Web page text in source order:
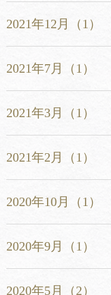
2021年12月（1）
2021年7月（1）
2021年3月（1）
2021年2月（1）
2020年10月（1）
2020年9月（1）
2020年5月（2）